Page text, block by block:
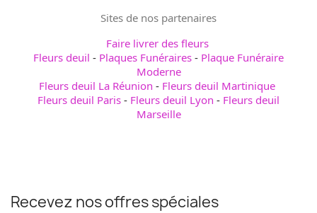
Sites de nos partenaires
Faire livrer des fleurs
Fleurs deuil - Plaques Funéraires - Plaque Funéraire
Moderne
Fleurs deuil La Réunion - Fleurs deuil Martinique
Fleurs deuil Paris - Fleurs deuil Lyon - Fleurs deuil
Marseille
Recevez nos offres spéciales